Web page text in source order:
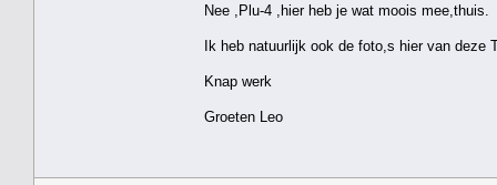
Nee ,Plu-4 ,hier heb je wat moois mee,thuis.
Ik heb natuurlijk ook de foto,s hier van deze
Knap werk
Groeten Leo